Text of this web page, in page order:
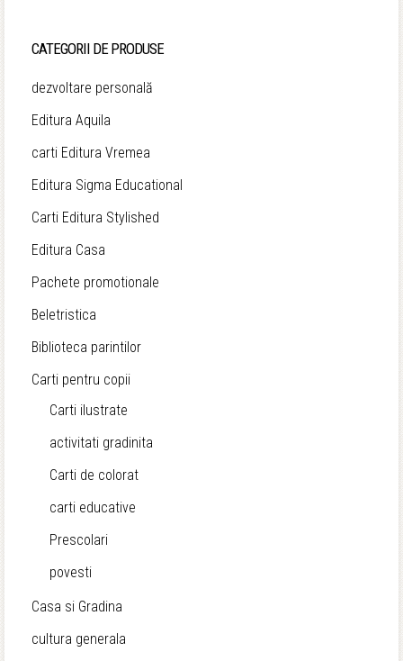
CATEGORII DE PRODUSE
dezvoltare personală
Editura Aquila
carti Editura Vremea
Editura Sigma Educational
Carti Editura Stylished
Editura Casa
Pachete promotionale
Beletristica
Biblioteca parintilor
Carti pentru copii
Carti ilustrate
activitati gradinita
Carti de colorat
carti educative
Prescolari
povesti
Casa si Gradina
cultura generala